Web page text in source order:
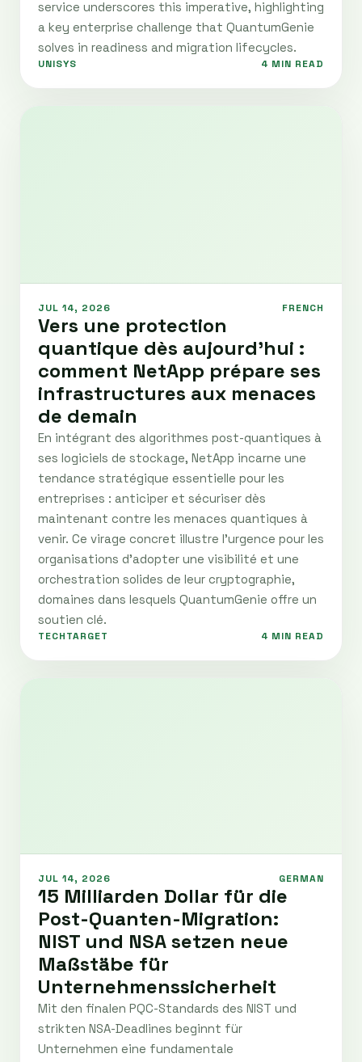
service underscores this imperative, highlighting
a key enterprise challenge that QuantumGenie
solves in readiness and migration lifecycles.
UNISYS 4 MIN READ
JUL 14, 2026 FRENCH
Vers une protection
quantique dès aujourd’hui :
comment NetApp prépare ses
infrastructures aux menaces
de demain
En intégrant des algorithmes post-quantiques à
ses logiciels de stockage, NetApp incarne une
tendance stratégique essentielle pour les
entreprises : anticiper et sécuriser dès
maintenant contre les menaces quantiques à
venir. Ce virage concret illustre l'urgence pour les
organisations d'adopter une visibilité et une
orchestration solides de leur cryptographie,
domaines dans lesquels QuantumGenie offre un
soutien clé.
TECHTARGET 4 MIN READ
JUL 14, 2026 GERMAN
15 Milliarden Dollar für die
Post-Quanten-Migration:
NIST und NSA setzen neue
Maßstäbe für
Unternehmenssicherheit
Mit den finalen PQC-Standards des NIST und
strikten NSA-Deadlines beginnt für
Unternehmen eine fundamentale